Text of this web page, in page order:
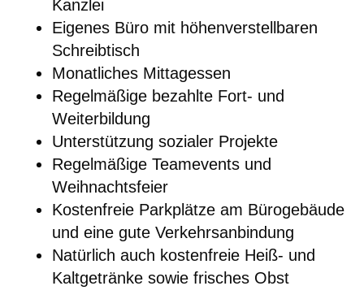
Kanzlei
Eigenes Büro mit höhenverstellbaren
Schreibtisch
Monatliches Mittagessen
Regelmäßige bezahlte Fort- und
Weiterbildung
Unterstützung sozialer Projekte
Regelmäßige Teamevents und
Weihnachtsfeier
Kostenfreie Parkplätze am Bürogebäude
und eine gute Verkehrsanbindung
Natürlich auch kostenfreie Heiß- und
Kaltgetränke sowie frisches Obst